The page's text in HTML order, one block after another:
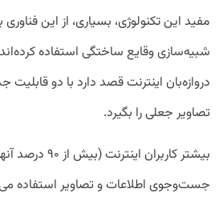
مفید این تکنولوژی، بسیاری، از این فناوری
شبیه‌سازی وقایع ساختگی استفاده
دروازه‌بان اینترنت قصد دارد با دو قابلیت
تصاویر جعلی را بگیرد.
بیشتر کاربران
جست‌وجوی اطلاعات و تصاویر استفاده